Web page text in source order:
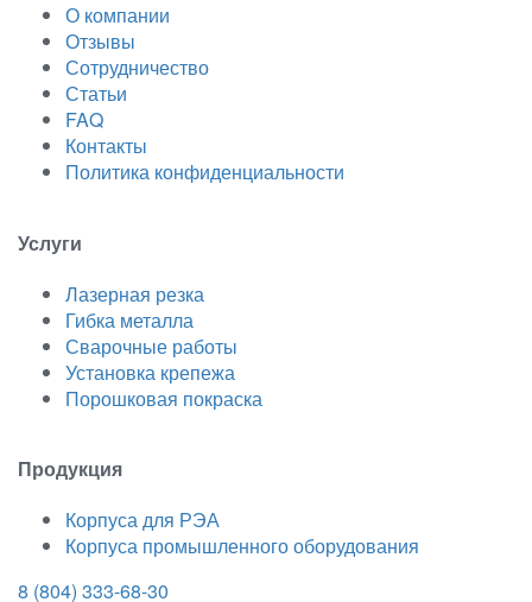
О компании
Отзывы
Сотрудничество
Статьи
FAQ
Контакты
Политика конфиденциальности
Услуги
Лазерная резка
Гибка металла
Сварочные работы
Установка крепежа
Порошковая покраска
Продукция
Корпуса для РЭА
Корпуса промышленного оборудования
8 (804) 333-68-30